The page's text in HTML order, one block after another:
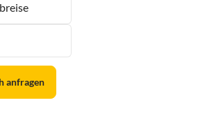
anfragen